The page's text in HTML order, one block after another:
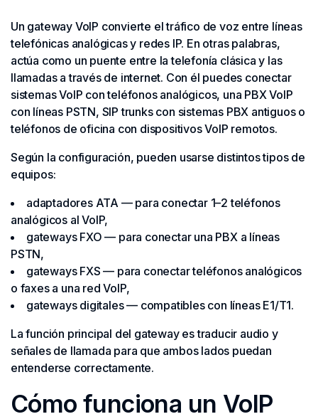
Un gateway VoIP convierte el tráfico de voz entre líneas
telefónicas analógicas y redes IP. En otras palabras,
actúa como un puente entre la telefonía clásica y las
llamadas a través de internet. Con él puedes conectar
sistemas VoIP con teléfonos analógicos, una PBX VoIP
con líneas PSTN, SIP trunks con sistemas PBX antiguos o
teléfonos de oficina con dispositivos VoIP remotos.
Según la configuración, pueden usarse distintos tipos de
equipos:
adaptadores ATA — para conectar 1–2 teléfonos
analógicos al VoIP,
gateways FXO — para conectar una PBX a líneas
PSTN,
gateways FXS — para conectar teléfonos analógicos
o faxes a una red VoIP,
gateways digitales — compatibles con líneas E1/T1.
La función principal del gateway es traducir audio y
señales de llamada para que ambos lados puedan
entenderse correctamente.
Cómo funciona un VoIP